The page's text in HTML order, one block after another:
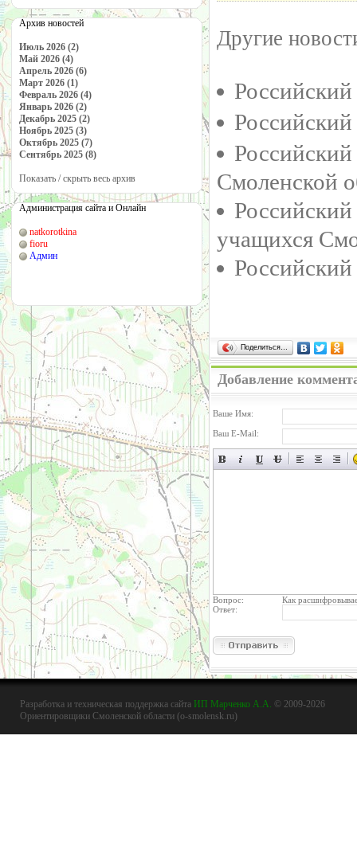
Архив новостей
Июль 2026 (2)
Май 2026 (4)
Апрель 2026 (6)
Март 2026 (1)
Февраль 2026 (4)
Январь 2026 (2)
Декабрь 2025 (2)
Ноябрь 2025 (3)
Октябрь 2025 (7)
Сентябрь 2025 (8)
Показать / скрыть весь архив
Администрация сайта и Онлайн
natkorotkina
fioru
Админ
Другие
Смоленской
учащихся
Поделиться…
Добавление
Ваше Имя:
Ваш E-Mail:
Вопрос:
Как
Ответ:
Разработка и техническая поддержка сайта ИП Марченко А.А. © 2009-2026
Ориентировщики Смоленской области (o-smolensk.ru)